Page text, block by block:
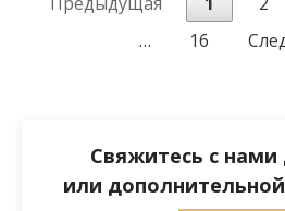
…
16
Свяжитесь с нами
или